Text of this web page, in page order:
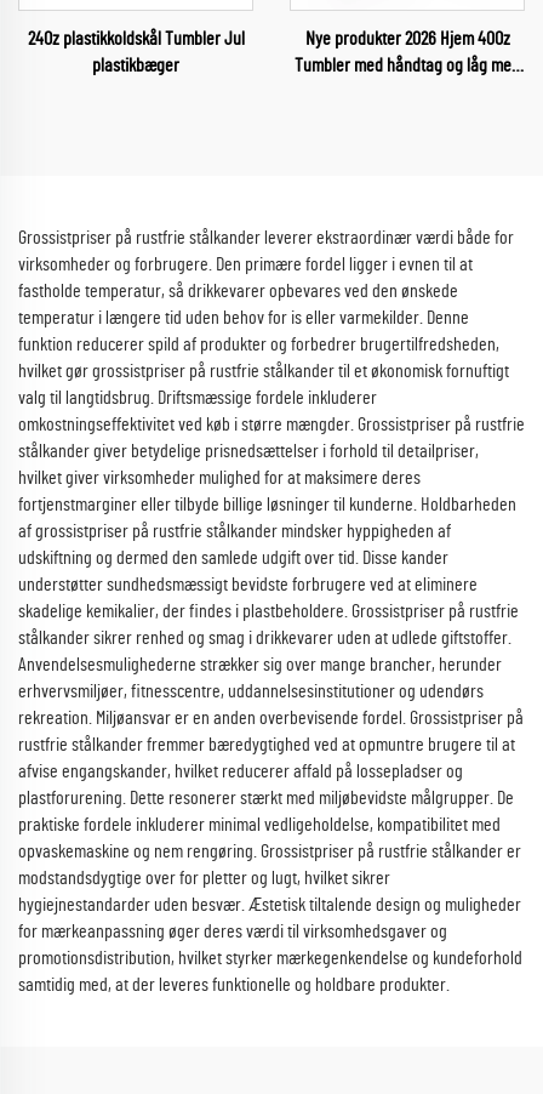
24Oz plastikkoldskål Tumbler Jul
plastikbæger
Nye produkter 2026 Hjem 40Oz
Tumbler med håndtag og låg med
Grossistpriser på rustfrie stålkander leverer ekstraordinær værdi både for
virksomheder og forbrugere. Den primære fordel ligger i evnen til at
fastholde temperatur, så drikkevarer opbevares ved den ønskede
temperatur i længere tid uden behov for is eller varmekilder. Denne
funktion reducerer spild af produkter og forbedrer brugertilfredsheden,
hvilket gør grossistpriser på rustfrie stålkander til et økonomisk fornuftigt
valg til langtidsbrug. Driftsmæssige fordele inkluderer
omkostningseffektivitet ved køb i større mængder. Grossistpriser på rustfrie
stålkander giver betydelige prisnedsættelser i forhold til detailpriser,
hvilket giver virksomheder mulighed for at maksimere deres
fortjenstmarginer eller tilbyde billige løsninger til kunderne. Holdbarheden
af grossistpriser på rustfrie stålkander mindsker hyppigheden af
udskiftning og dermed den samlede udgift over tid. Disse kander
understøtter sundhedsmæssigt bevidste forbrugere ved at eliminere
skadelige kemikalier, der findes i plastbeholdere. Grossistpriser på rustfrie
stålkander sikrer renhed og smag i drikkevarer uden at udlede giftstoffer.
Anvendelsesmulighederne strækker sig over mange brancher, herunder
erhvervsmiljøer, fitnesscentre, uddannelsesinstitutioner og udendørs
rekreation. Miljøansvar er en anden overbevisende fordel. Grossistpriser på
rustfrie stålkander fremmer bæredygtighed ved at opmuntre brugere til at
afvise engangskander, hvilket reducerer affald på lossepladser og
plastforurening. Dette resonerer stærkt med miljøbevidste målgrupper. De
praktiske fordele inkluderer minimal vedligeholdelse, kompatibilitet med
opvaskemaskine og nem rengøring. Grossistpriser på rustfrie stålkander er
modstandsdygtige over for pletter og lugt, hvilket sikrer
hygiejnestandarder uden besvær. Æstetisk tiltalende design og muligheder
for mærkeanpassning øger deres værdi til virksomhedsgaver og
promotionsdistribution, hvilket styrker mærkegenkendelse og kundeforhold
samtidig med, at der leveres funktionelle og holdbare produkter.